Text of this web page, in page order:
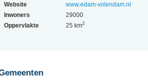
Website
www.edam-volendam.nl
Inwoners
29000
Oppervlakte
25 km2